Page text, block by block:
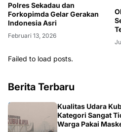
Polres Sekadau dan
Forkopimda Gelar Gerakan
Indonesia Asri
Februari 13, 2026
Failed to load posts.
Berita Terbaru
KALBAR
Kualitas Udara
Kategori Sangat
Warga Pakai